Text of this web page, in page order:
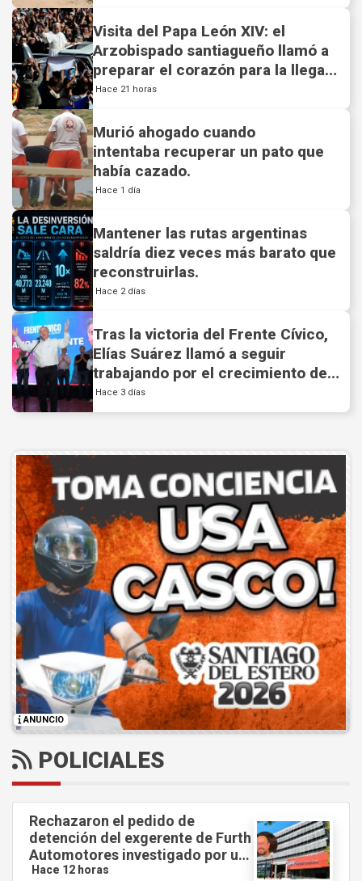
Visita del Papa León XIV: el
Arzobispado santiagueño llamó a
preparar el corazón para la llegada
del Santo Padre a la Argentina.
Hace 21 horas
Murió ahogado cuando
intentaba recuperar un pato que
había cazado.
Hace 1 día
Mantener las rutas argentinas
saldría diez veces más barato que
reconstruirlas.
Hace 2 días
Tras la victoria del Frente Cívico,
Elías Suárez llamó a seguir
trabajando por el crecimiento de
Santiago del Estero.
Hace 3 días
ANUNCIO
POLICIALES
Rechazaron el pedido de
detención del exgerente de Furth
Automotores investigado por un
presunto desfalco millonario.
Hace 12 horas